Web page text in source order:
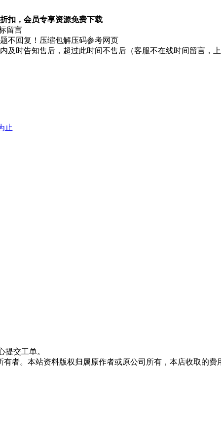
扣，会员专享资源免费下载
留言
不回复！压缩包解压码参考网页
及时告知售后，超过此时间不售后（客服不在线时间留言，
止
交工单。
者。本站资料版权归属原作者或原公司所有，本店收取的